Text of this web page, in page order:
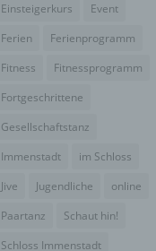
Einsteigerkurs
Event
Ferien
Ferienprogramm
Fitness
Fitnessprogramm
Fortgeschrittene
Gesellschaftstanz
Immenstadt
im Schloss
Jive
Jugendliche
online
Paartanz
Schaut hin!
Schloss Immenstadt